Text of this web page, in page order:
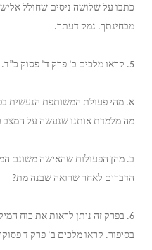
כתבו על שלושה ניסים שחולל
מבחינתך. נמק דעתך.
5. קראו מלכים ב’ פרק ד’ פסוק כ”ד. ובראשית פרק כ”ב פסוק ג’ .
א. מהי פעולת המשותפת הנעשית
מה מלמדת אותנו שנעשה על המצב
ב. מהן הפעולות שהאישה משונם
הדברים לאחר שרואה שבנה מת?
6. בפרק זה ניתן לראות את כוח
בסיפור. קראו מלכים ב’ פרק ד